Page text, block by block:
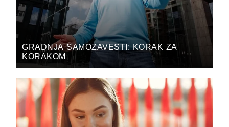
GRADNJA SAMOZAVESTI: KORAK ZA
KORAKOM